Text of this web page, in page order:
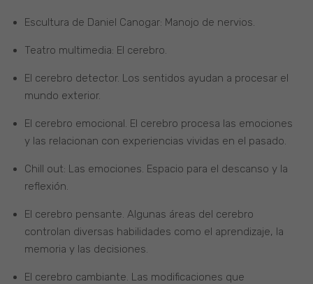
Escultura de Daniel Canogar: Manojo de nervios.
Teatro multimedia: El cerebro.
El cerebro detector. Los sentidos ayudan a procesar el
mundo exterior.
El cerebro emocional. El cerebro procesa las emociones
y las relacionan con experiencias vividas en el pasado.
Chill out: Las emociones. Espacio para el descanso y la
reflexión.
El cerebro pensante. Algunas áreas del cerebro
controlan diversas habilidades como el aprendizaje, la
memoria y las decisiones.
El cerebro cambiante. Las modificaciones que